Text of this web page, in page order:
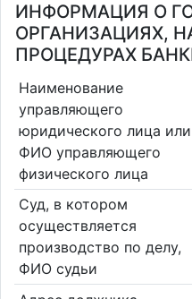
ИНФОРМАЦИЯ О
ОРГАНИЗАЦИЯХ,
ПРОЦЕДУРАХ
Наименование
управляющего
юридического лица или
ФИО управляющего
физического лица
Суд, в котором
осуществляется
производство по делу,
ФИО судьи